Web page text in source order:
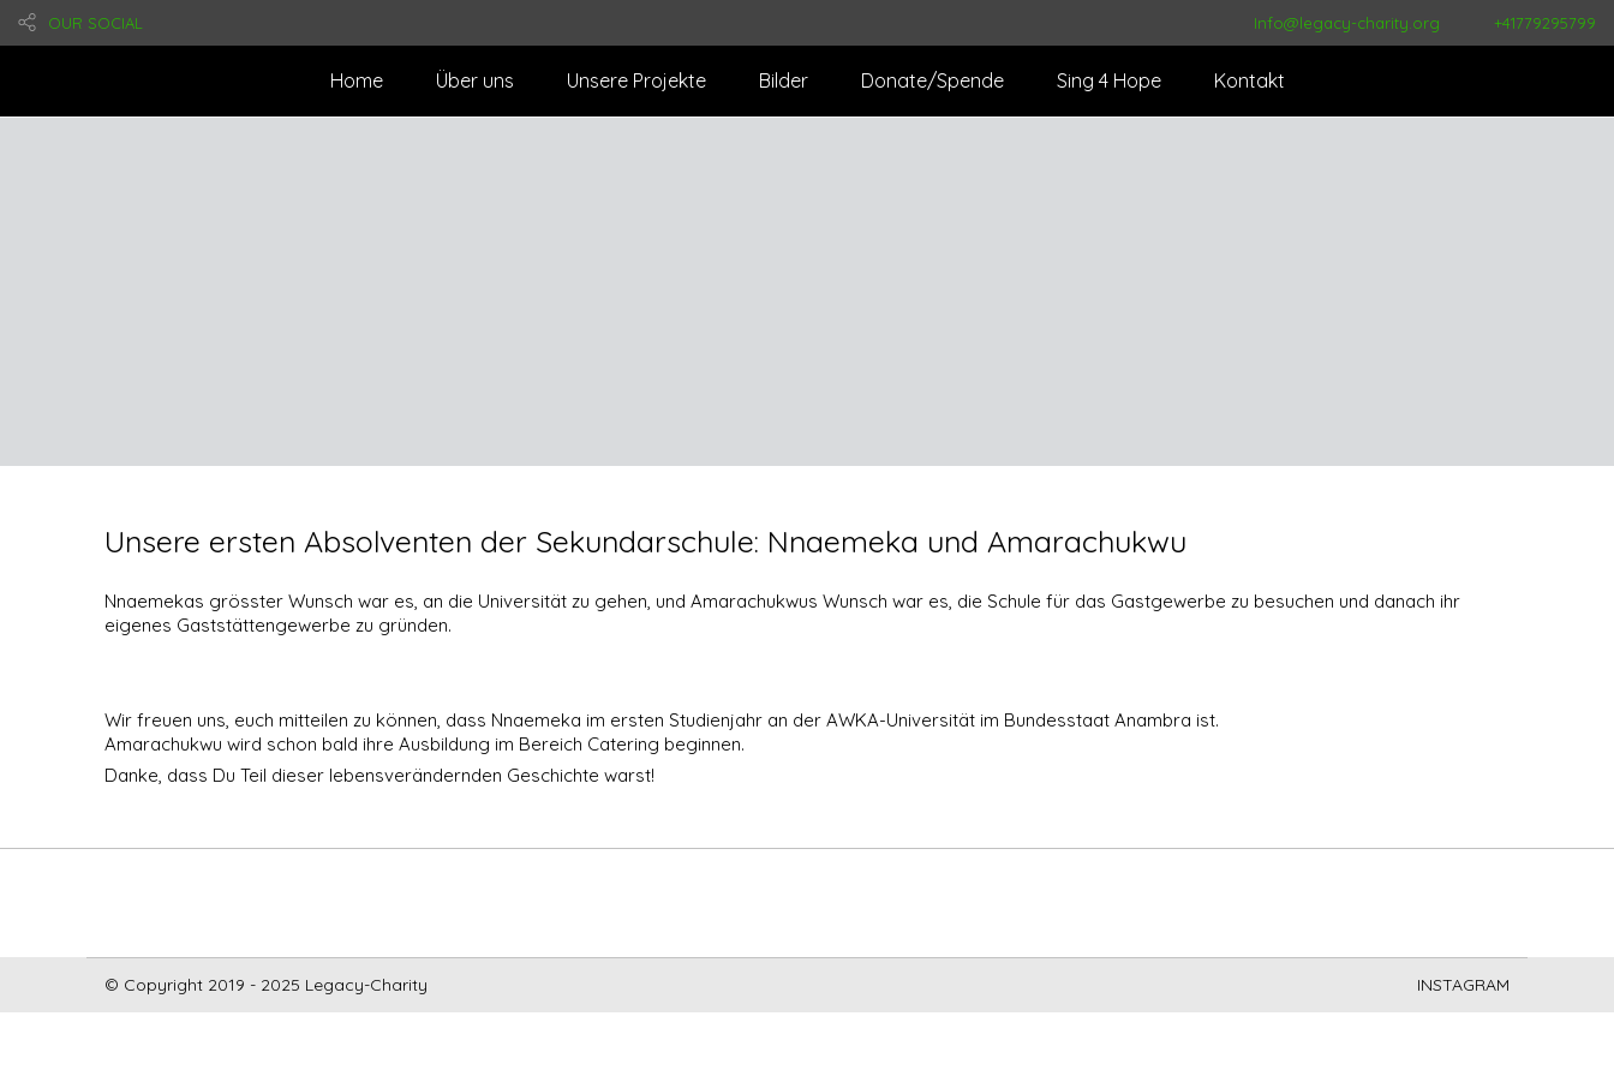
OUR SOCIAL +41779295799
Info@legacy-charity.org
Home Über uns Unsere Projekte Bilder Donate/Spende Sing 4 Hope Kontakt
Unsere ersten Absolventen der Sekundarschule: Nnaemeka und Amarachukwu
Nnaemekas grösster Wunsch war es, an die Universität zu gehen, und Amarachukwus Wunsch war es, die Schule für das Gastgewerbe zu besuchen und danach ihr
eigenes Gaststättengewerbe zu gründen.
Wir freuen uns, euch mitteilen zu können, dass Nnaemeka im ersten Studienjahr an der AWKA-Universität im Bundesstaat Anambra ist.
Amarachukwu wird schon bald ihre Ausbildung im Bereich Catering beginnen.
Danke, dass Du Teil dieser lebensverändernden Geschichte warst!
© Copyright 2019 - 2025 Legacy-Charity INSTAGRAM